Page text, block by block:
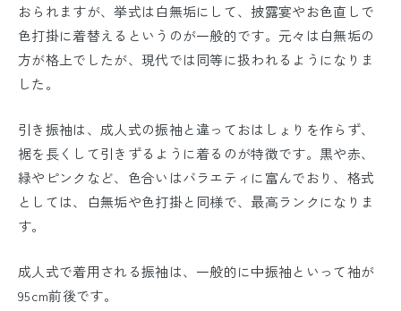
おられますが、挙式は白無垢にして、披露宴やお色直しで
色打掛に着替えるというのが一般的です。元々は白無垢の
方が格上でしたが、現代では同等に扱われるようになりま
した。
引き振袖は、成人式の振袖と違っておはしょりを作らず、
裾を長くして引きずるように着るのが特徴です。黒や赤、
緑やピンクなど、色合いはバラエティに富んでおり、格式
としては、白無垢や色打掛と同様で、最高ランクになりま
す。
成人式で着用される振袖は、一般的に中振袖といって袖が
95cm前後です。